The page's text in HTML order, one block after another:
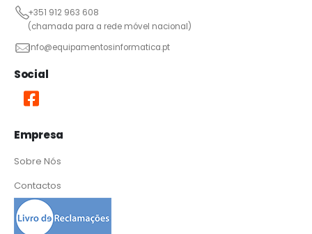
+351 912 963 608
(chamada para a rede móvel nacional)
info@equipamentosinformatica.pt
Social
Empresa
Sobre Nós
Contactos